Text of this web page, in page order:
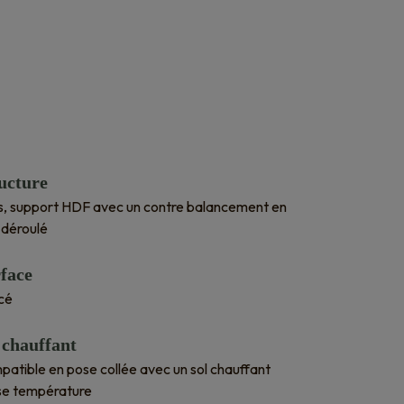
support HDF avec un contre balancement en
en pose collée avec un sol chauffant
température